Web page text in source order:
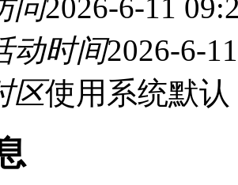
问2026-6-11
动时间2026-6-
区使用系统默认